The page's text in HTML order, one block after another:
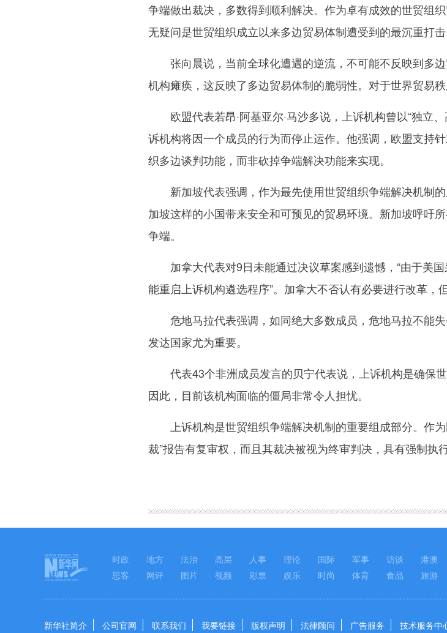
争端做出裁决，多数得到顺利解决。作为卓有成效的世贸组
无疑问是世贸组织成立以来多边贸易体制遭受到的最沉重打击
张向晨说，当前全球化遭遇的逆流，不可能不反映到多
机构瘫痪，这反映了多边贸易体制的脆弱性。对于世界贸易
欧盟代表若昂·阿基亚尔·马沙多说，上诉机构曾以“独立
诉机构将因一个成员的行为而停止运作。他强调，欧盟支持
织多边谈判功能，而非砍掉争端解决功能来实现。
新加坡代表强调，作为最先使用世贸组织争端解决机制
加坡这样的小国带来安全和可预见的贸易环境。新加坡呼吁
争端。
加拿大代表对9日未能通过决议草案感到遗憾，“由于美
能重启上诉机构遴选程序”。加拿大不否认有必要进行改革，
危地马拉代表强调，如同绝大多数成员，危地马拉不能
发达国家尤为重要。
代表43个非洲成员发言的贝宁代表说，上诉机构是确保世
因此，目前该机构面临的僵局非常令人担忧。
上诉机构是世贸组织争端解决机制的重要组成部分。作为
裁”报告有复审权，而且其裁决被视为终审判决，具有强制执行
时政 地方 法治 高层 人事 理论 国际 军事 访谈 港澳
思客
网评 图片 视频 彩票 娱乐 时尚 体育 食品 旅游
新华社简介 公司官网 联系我们 我要链接 版权声明 法律顾问 广告服务 技术服务中